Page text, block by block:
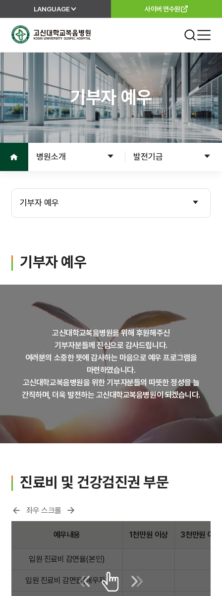
LANGUAGE 사이버 연수원
진료과
이용안내
병원소개
외래진료
진료안내
진료절차
진료의뢰서
입원준비
진료비 하이패스
가정간호
가정간호란
비용 및 수납방법
대리처방
기부자 예우
병원소개 발전기금
기부자 예우
기부자 예우
고신대학교복음병원을 위해 후원해주신
기부자분들께 진심으로 감사드립니다.
여러분의 소중한 뜻에 감사하는 마음으로 예우 프로그램을
마련하였습니다.
고신대학교복음병원을 위한 기부자분들의 따뜻한 정성을 늘
간직하며, 더욱 발전하는 고신대학교복음병원이 되겠습니다.
진료비 및 건강검진권 부문
좌우 스크롤
예우내용 1천만원 이상 3천만원 이상
입원 진료비 감면율(본인)
입원 진료비 감면율(배우자)